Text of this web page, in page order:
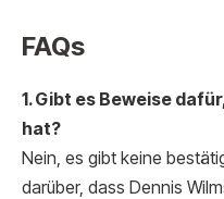
FAQs
1. Gibt es Beweise
hat?
Nein, es gibt keine
darüber, dass Dennis